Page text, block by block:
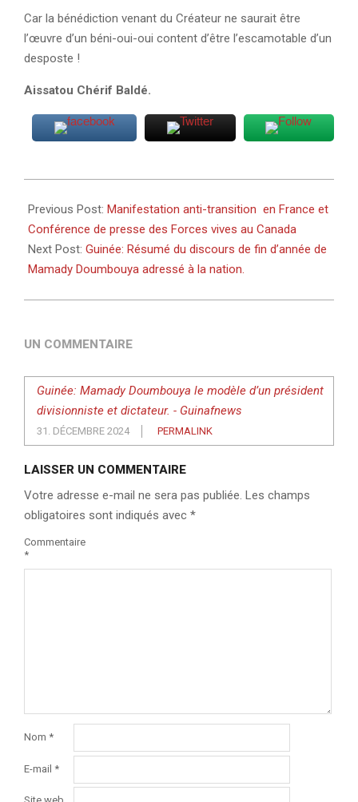
Car la bénédiction venant du Créateur ne saurait être
l’œuvre d’un béni-oui-oui content d’être l’escamotable d’un
desposte !
Aissatou Chérif Baldé.
12-
31
Previous Post: Manifestation anti-transition en France et
Conférence de presse des Forces vives au Canada
Next Post: Guinée: Résumé du discours de fin d’année de
Mamady Doumbouya adressé à la nation.
UN COMMENTAIRE
Guinée: Mamady Doumbouya le modèle d’un président
divisionniste et dictateur. - Guinafnews
31. DÉCEMBRE 2024 PERMALINK
LAISSER UN COMMENTAIRE
Votre adresse e-mail ne sera pas publiée. Les champs
obligatoires sont indiqués avec *
Commentaire
*
Nom *
E-mail *